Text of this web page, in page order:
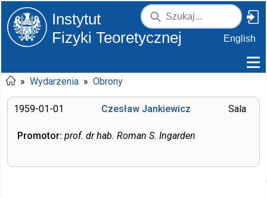
Instytut
Fizyki Teoretycznej
English
» Wydarzenia » Obrony
1959-01-01 Sala
Czesław Jankiewicz
Promotor: prof. dr hab. Roman S. Ingarden